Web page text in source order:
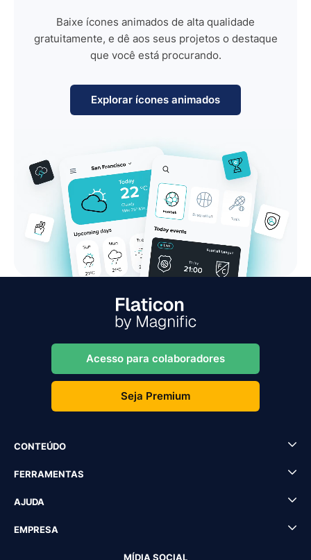
Baixe ícones animados de alta qualidade
gratuitamente, e dê aos seus projetos o destaque
que você está procurando.
Explorar ícones animados
Acesso para colaboradores
Seja Premium
CONTEÚDO
FERRAMENTAS
AJUDA
EMPRESA
MÍDIA SOCIAL